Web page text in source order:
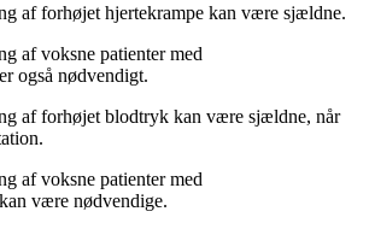
af forhøjet hjertekrampe kan være sjældne.
af voksne patienter med
også nødvendigt.
af forhøjet blodtryk kan være sjældne, når
af voksne patienter med
være nødvendige.